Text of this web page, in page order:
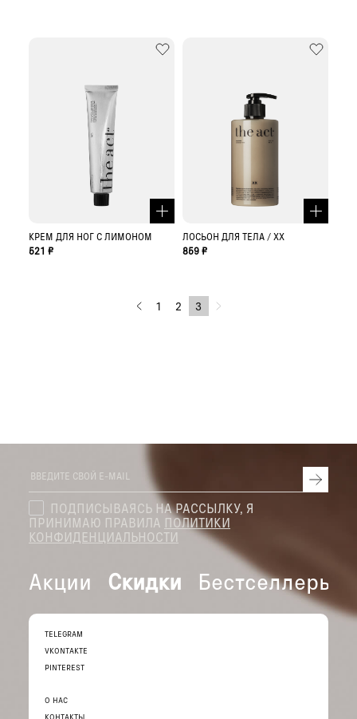
КРЕМ ДЛЯ НОГ С ЛИМОНОМ
521 ₽
ЛОСЬОН ДЛЯ ТЕЛА / XX
859 ₽
1 2 3
ПОДПИСЫВАЯСЬ НА РАССЫЛКУ, Я
ПРИНИМАЮ ПРАВИЛА ПОЛИТИКИ
КОНФИДЕНЦИАЛЬНОСТИ
Акции Скидки Бестселлеры
TELEGRAM
VKONTAKTE
PINTEREST
О НАС
КОНТАКТЫ